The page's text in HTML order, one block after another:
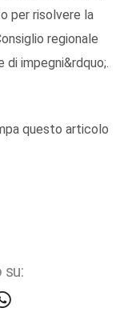
per risolvere la
regionale
impegni&rdquo;.
questo articolo
su: